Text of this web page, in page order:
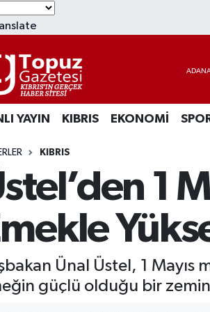
YAYIN KIBRIS EKONOMİ
KIBRIS
1
Ünal Üstel, 1
güçlü olduğu bir
Eczaneler
Durumu
Yoğunluk Haritası
Durumu ve Fikstür
Haberleri